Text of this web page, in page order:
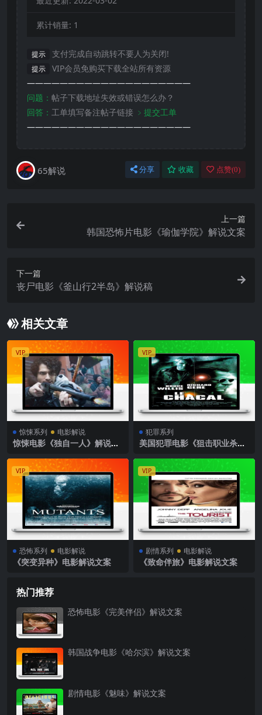
累计销量: 1
提示 支付完成自动跳转不要人为关闭!
提示
VIP会员免购买下载全站所有资源
————————————————————
问题： 帖子下载地址失效或错误怎么办？
回答： 工单填写备注帖子链接 ﹥提交工单
————————————————————
65解说 分享 收藏 点赞(0)
上一篇
韩国恐怖片电影《瑜伽学院》解说文案
下一篇
丧尸电影《釜山行2半岛》解说稿
相关文章
VIP
惊悚系列 电影解说
惊悚电影《独自一人》解说文
VIP
犯罪系列
美国犯罪电影《狙击职业杀
VIP
恐怖系列 电影解说
《突变异种》电影解说文案
VIP
剧情系列 电影解说
《致命伴旅》电影解说文案
热门推荐
恐怖电影《完美伴侣》解说文案
韩国战争电影《哈尔滨》解说文案
剧情电影《魅味》解说文案